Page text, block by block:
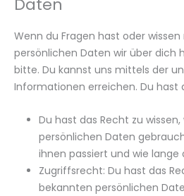
Daten
Wenn du Fragen hast oder
persönlichen Daten wir über dich
bitte. Du kannst uns mittels der
Informationen erreichen. Du hast
Du hast das Recht zu
persönlichen Daten
ihnen passiert und wie lange
Zugriffsrecht: Du hast das
bekannten persönlichen